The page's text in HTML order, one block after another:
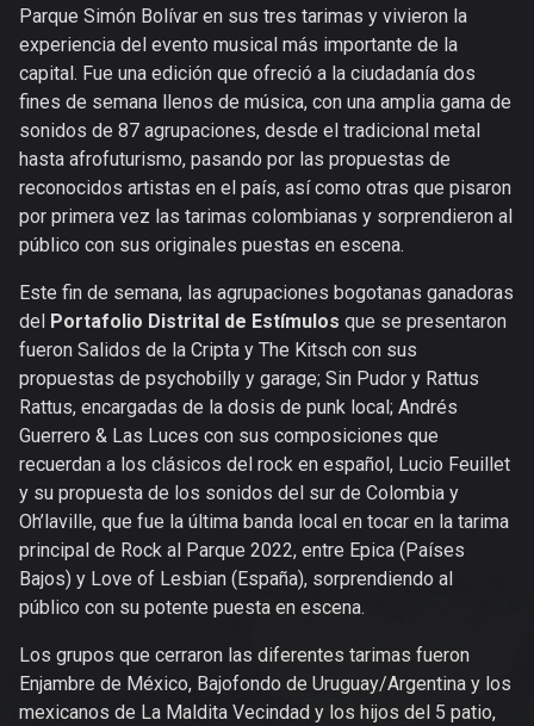
Parque Simón Bolívar en sus tres tarimas y vivieron la
experiencia del evento musical más importante de la
capital. Fue una edición que ofreció a la ciudadanía dos
fines de semana llenos de música, con una amplia gama de
sonidos de 87 agrupaciones, desde el tradicional metal
hasta afrofuturismo, pasando por las propuestas de
reconocidos artistas en el país, así como otras que pisaron
por primera vez las tarimas colombianas y sorprendieron al
público con sus originales puestas en escena.
Este fin de semana, las agrupaciones bogotanas ganadoras
del Portafolio Distrital de Estímulos que se presentaron
fueron Salidos de la Cripta y The Kitsch con sus
propuestas de psychobilly y garage; Sin Pudor y Rattus
Rattus, encargadas de la dosis de punk local; Andrés
Guerrero & Las Luces con sus composiciones que
recuerdan a los clásicos del rock en español, Lucio Feuillet
y su propuesta de los sonidos del sur de Colombia y
Oh’laville, que fue la última banda local en tocar en la tarima
principal de Rock al Parque 2022, entre Epica (Países
Bajos) y Love of Lesbian (España), sorprendiendo al
público con su potente puesta en escena.
Los grupos que cerraron las diferentes tarimas fueron
Enjambre de México, Bajofondo de Uruguay/Argentina y los
mexicanos de La Maldita Vecindad y los hijos del 5 patio,